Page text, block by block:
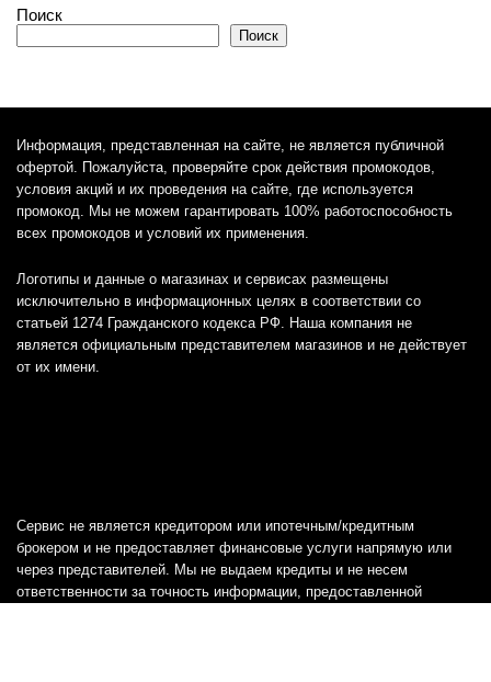
Поиск
Поиск
Информация, представленная на сайте, не является публичной
офертой. Пожалуйста, проверяйте срок действия промокодов,
условия акций и их проведения на сайте, где используется
промокод. Мы не можем гарантировать 100% работоспособность
всех промокодов и условий их применения.
Логотипы и данные о магазинах и сервисах размещены
исключительно в информационных целях в соответствии со
статьей 1274 Гражданского кодекса РФ. Наша компания не
является официальным представителем магазинов и не действует
от их имени.
Сервис не является кредитором или ипотечным/кредитным
брокером и не предоставляет финансовые услуги напрямую или
через представителей. Мы не выдаем кредиты и не несем
ответственности за точность информации, предоставленной